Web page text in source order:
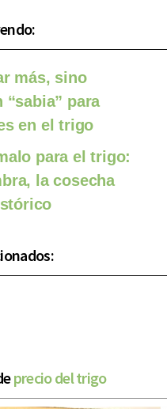
más, sino
para
en el trigo
para el trigo:
la cosecha
precio del trigo